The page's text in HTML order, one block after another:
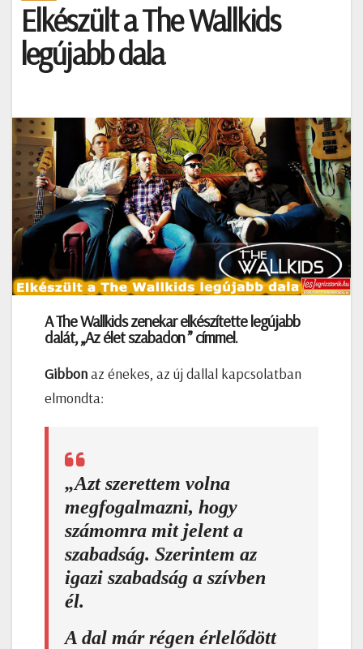
Elkészült a The Wallkids
legújabb dala
A The Wallkids zenekar elkészítette legújabb
dalát, „Az élet szabadon ” címmel.
Gibbonaz énekes, az új dallal kapcsolatban
elmondta:
„Azt szerettem volna
megfogalmazni, hogy
számomra mit jelent a
szabadság. Szerintem az
igazi szabadság a szívben
él.
A dal már régen érlelődött